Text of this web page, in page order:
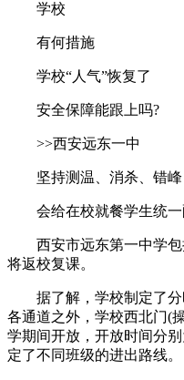
学校
有何措施
学校“人气”恢复了
安全保障能跟上吗?
>>西安远东一中
坚持测温、消杀、错峰
会给在校就餐学生统一
西安市远东第一中学包
将返校复课。
据了解，学校制定了分
各通道之外，学校西北门(
学期间开放，开放时间分别
定了不同班级的进出路线。